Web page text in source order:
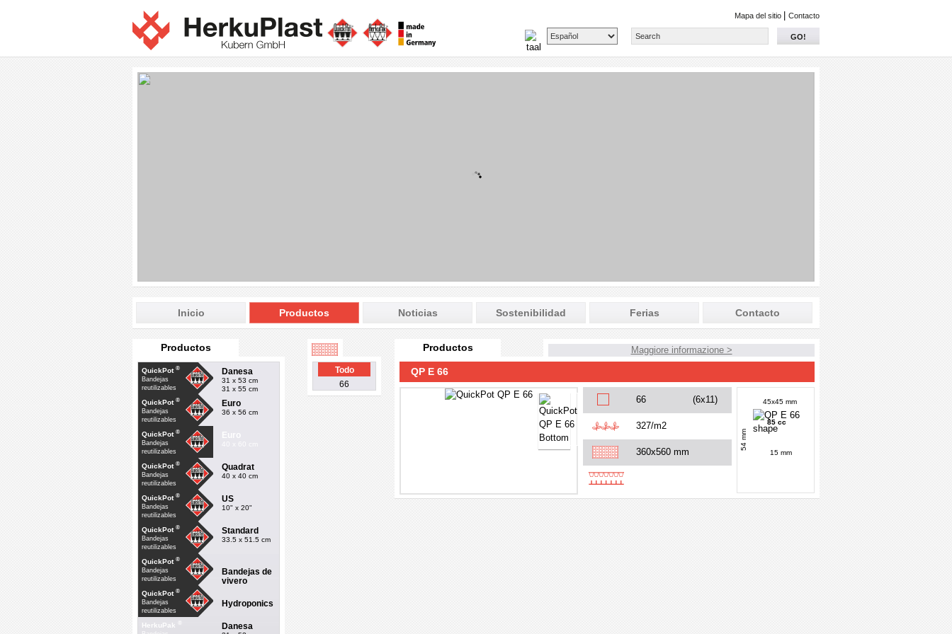
Mapa del sitio Contacto
GO!
Inicio Productos Noticias Sostenibilidad Ferias Contacto
Productos
QuickPot ®
Bandejas
reutilizables
Danesa
31 x 53 cm
31 x 55 cm
QuickPot ®
Bandejas
reutilizables
Euro
36 x 56 cm
QuickPot ®
Bandejas
reutilizables
Euro
40 x 60 cm
QuickPot ®
Bandejas
reutilizables
Quadrat
40 x 40 cm
QuickPot ®
Bandejas
reutilizables
US
10" x 20"
QuickPot ®
Bandejas
reutilizables
Standard
33.5 x 51.5 cm
QuickPot ®
Bandejas
reutilizables
Bandejas de
vivero
QuickPot ®
Bandejas
reutilizables
Hydroponics
HerkuPak Danesa
Todo
66
Productos Maggiore informazione >
QP E 66
66 (6x11)
327/m2
360x560 mm
45x45 mm
54 mm
85 cc
15 mm